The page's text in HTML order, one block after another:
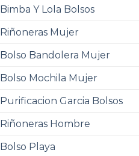
Bimba Y Lola Bolsos
Riñoneras Mujer
Bolso Bandolera Mujer
Bolso Mochila Mujer
Purificacion Garcia Bolsos
Riñoneras Hombre
Bolso Playa